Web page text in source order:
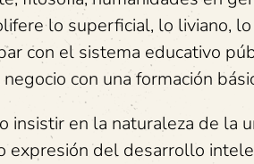
lo superficial, lo liviano,
con el sistema educativo
con una formación
en la naturaleza de la
expresión del desarrollo